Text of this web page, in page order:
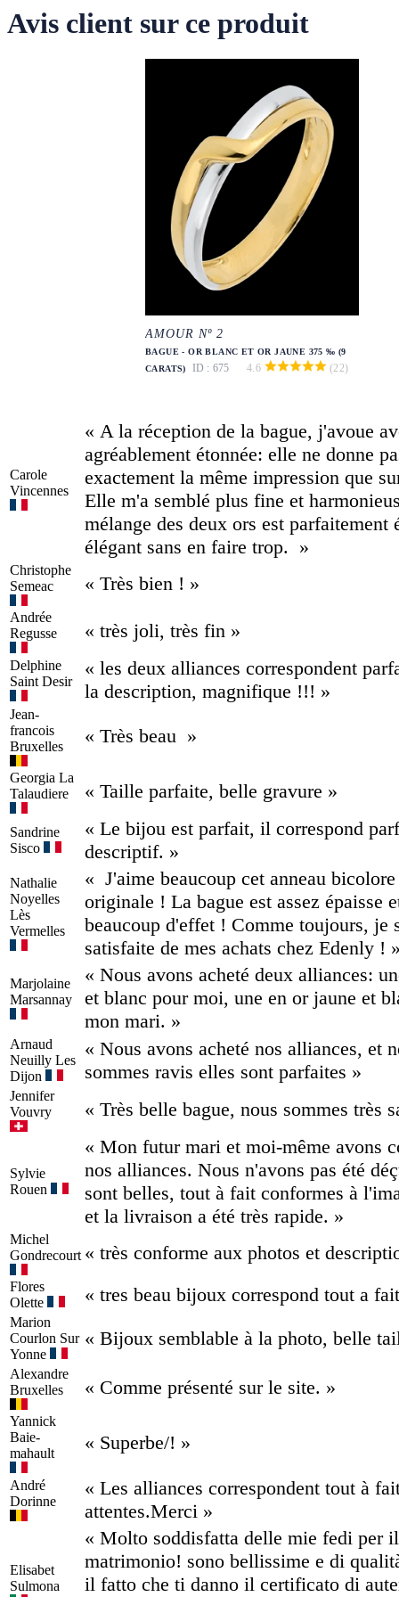
Avis client sur ce produit
AMOUR Nº 2
BAGUE - OR BLANC ET OR JAUNE 375 ‰ (9
CARATS) ID : 675 4.6 (22)
Carole
Vincennes
« A la réception de la bague, j'avoue
agréablement étonnée: elle ne donne
exactement la même impression que
Elle m'a semblé plus fine et
mélange des deux ors est parfaitement
élégant sans en faire trop. »
Christophe
Semeac
« Très bien ! »
Andrée
Regusse
« très joli, très fin »
Delphine
Saint Desir
« les deux alliances correspondent
la description, magnifique !!! »
Jean-
francois
Bruxelles
« Très beau »
Georgia La
Talaudiere
« Taille parfaite, belle gravure »
Sandrine
Sisco
« Le bijou est parfait, il correspond
descriptif. »
Nathalie
Noyelles
Lès
Vermelles
« J'aime beaucoup cet anneau
originale ! La bague est assez épaisse
beaucoup d'effet ! Comme toujours, je
satisfaite de mes achats chez Edenly !
Marjolaine
Marsannay
« Nous avons acheté deux alliances:
et blanc pour moi, une en or jaune et
mon mari. »
Arnaud
Neuilly Les
Dijon
« Nous avons acheté nos alliances, et
sommes ravis elles sont parfaites »
Jennifer
Vouvry
« Très belle bague, nous sommes très
Sylvie
Rouen
« Mon futur mari et moi-même avons
nos alliances. Nous n'avons pas été
sont belles, tout à fait conformes à
et la livraison a été très rapide. »
Michel
Gondrecourt « très conforme aux photos et
Flores
Olette
« tres beau bijoux correspond tout a
Marion
Courlon Sur
Yonne
« Bijoux semblable à la photo, belle
Alexandre
Bruxelles
« Comme présenté sur le site. »
Yannick
Baie-
mahault
« Superbe/! »
André
Dorinne
« Les alliances correspondent tout à
attentes.Merci »
Elisabet
Sulmona
« Molto soddisfatta delle mie fedi per il
matrimonio! sono bellissime e di
il fatto che ti danno il certificato di